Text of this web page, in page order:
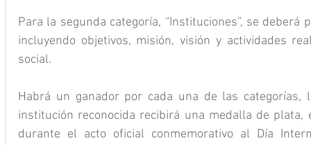
Para la segunda categoría, “Instituciones”, se
incluyendo objetivos, misión, visión y actividades
social.
Habrá un ganador por cada una de las categorías,
institución reconocida recibirá una medalla de
durante el acto oficial conmemorativo al Día